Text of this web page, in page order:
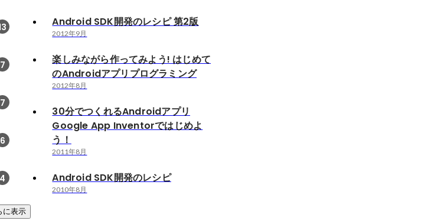
7
7
6
4
に表示
Android SDK開発のレシピ 第2版
2012年9月
楽しみながら作ってみよう! はじめて
のAndroidアプリプログラミング
2012年8月
30分でつくれるAndroidアプリ
Google App Inventorではじめよ
う！
2011年8月
Android SDK開発のレシピ
2010年8月